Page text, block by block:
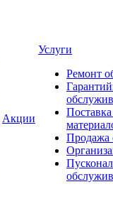
Акции
Услуги
Ремонт
Продажа